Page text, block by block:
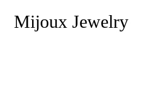
Mijoux Jewelry